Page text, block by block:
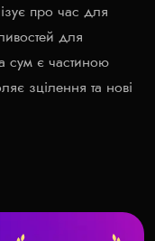
про час для
для
сум є частиною
зцілення та нові